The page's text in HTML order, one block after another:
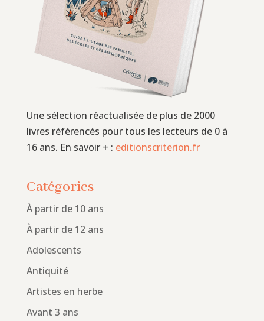
Une sélection réactualisée de plus de 2000
livres référencés pour tous les lecteurs de 0 à
16 ans. En savoir + : editionscriterion.fr
Catégories
À partir de 10 ans
À partir de 12 ans
Adolescents
Antiquité
Artistes en herbe
Avant 3 ans